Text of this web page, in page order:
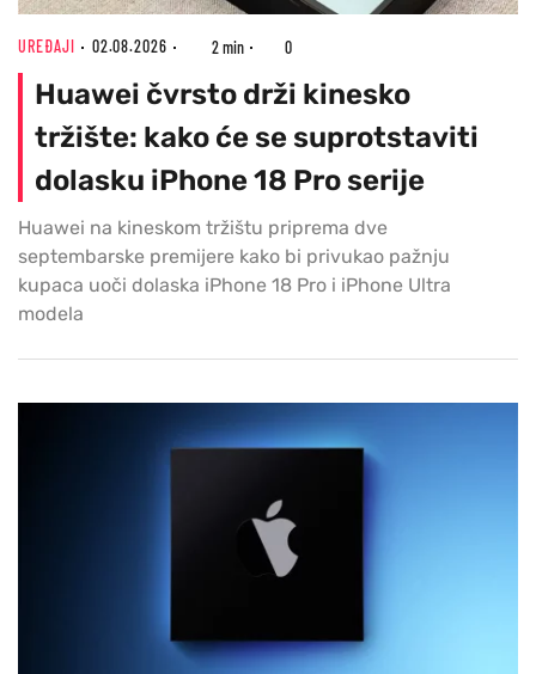
UREĐAJI 02.08.2026 2 min 0
Huawei čvrsto drži kinesko
tržište: kako će se suprotstaviti
dolasku iPhone 18 Pro serije
Huawei na kineskom tržištu priprema dve
septembarske premijere kako bi privukao pažnju
kupaca uoči dolaska iPhone 18 Pro i iPhone Ultra
modela